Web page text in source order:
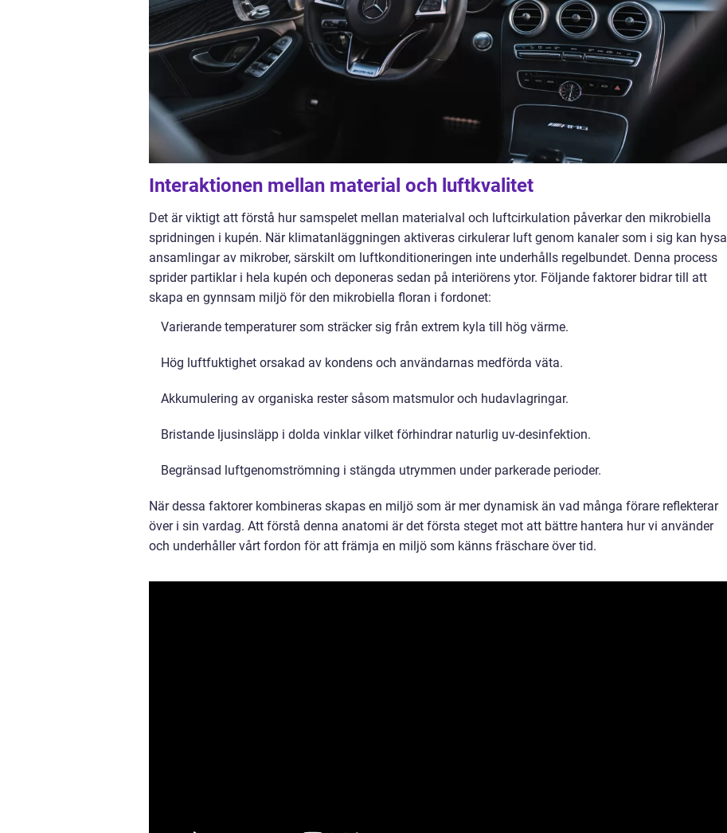
Interaktionen mellan material och luftkvalitet
Det är viktigt att förstå hur samspelet mellan materialval och luftcirkulation påverkar den mikrobiella
spridningen i kupén. När klimatanläggningen aktiveras cirkulerar luft genom kanaler som i sig kan hysa
ansamlingar av mikrober, särskilt om luftkonditioneringen inte underhålls regelbundet. Denna process
sprider partiklar i hela kupén och deponeras sedan på interiörens ytor. Följande faktorer bidrar till att
skapa en gynnsam miljö för den mikrobiella floran i fordonet:
Varierande temperaturer som sträcker sig från extrem kyla till hög värme.
Hög luftfuktighet orsakad av kondens och användarnas medförda väta.
Akkumulering av organiska rester såsom matsmulor och hudavlagringar.
Bristande ljusinsläpp i dolda vinklar vilket förhindrar naturlig uv-desinfektion.
Begränsad luftgenomströmning i stängda utrymmen under parkerade perioder.
När dessa faktorer kombineras skapas en miljö som är mer dynamisk än vad många förare reflekterar
över i sin vardag. Att förstå denna anatomi är det första steget mot att bättre hantera hur vi använder
och underhåller vårt fordon för att främja en miljö som känns fräschare över tid.